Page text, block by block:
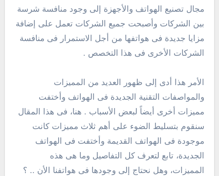
مجال تصنيع الهواتف والأجهزة إلى وجود منافسة شرسة
بين الشركات وأصبحت جميع الشركات تعمل على إضافة
مزايا جديدة فى هواتفها من أجل الاستمرار فى منافسة
الشركات الأخرى فى هذا التخصص .
الأمر هذا أدى إلى ظهور العديد من المميزات
والمواصفات التقنية الجديدة فى الهواتف وأختفت
مميزات أخرى أيضاً لبعض الأسباب . هنا، فى هذا المقال
سنقوم بتسليط الضوء على أهم ثلاث مميزات كانت
موجودة فى الهواتف القديمة وأختفت فى الهواتف
الجديدة، تابع لتعرف كل التفاصيل وما هى هذه
المميزات، وهل نحتاج إلى وجودها فى هواتفنا الأن .. ؟